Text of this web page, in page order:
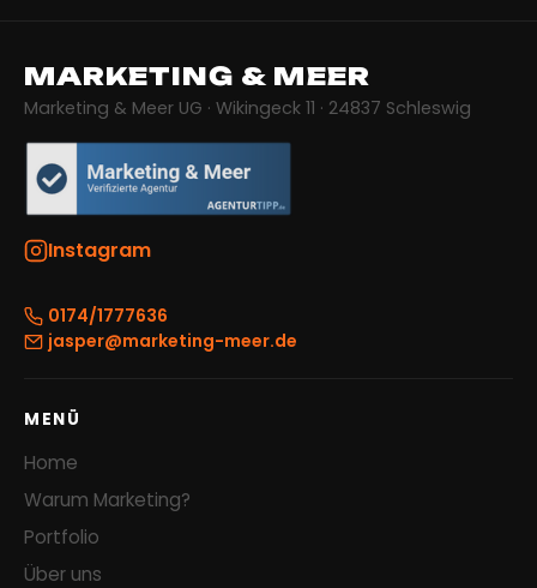
MARKETING & MEER
Marketing & Meer UG · Wikingeck 11 · 24837 Schleswig
Instagram
0174/1777636
jasper@marketing-meer.de
MENÜ
Home
Warum Marketing?
Portfolio
Über uns